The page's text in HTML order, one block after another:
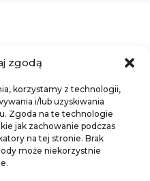
zgodą
korzystamy z technologii,
i/lub uzyskiwania
Zgoda na te technologie
jak zachowanie podczas
na tej stronie. Brak
może niekorzystnie